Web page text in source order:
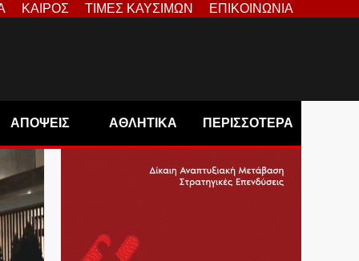
ΚΑΙΡΟΣ ΤΙΜΕΣ ΚΑΥΣΙΜΩΝ ΕΠΙΚΟΙΝΩΝΙΑ
ΑΠΟΨΕΙΣ ΑΘΛΗΤΙΚΑ ΠΕΡΙΣΣΟΤΕΡΑ